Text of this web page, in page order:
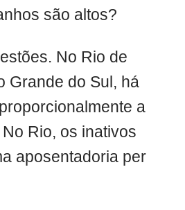
são altos?
No Rio de
Grande do Sul, há
a
Rio, os inativos
aposentadoria per